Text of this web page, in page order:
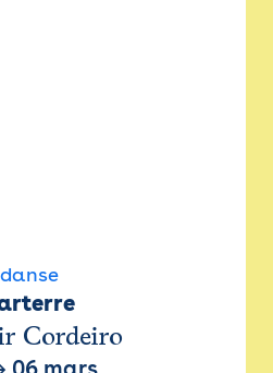
danse
Cordeiro